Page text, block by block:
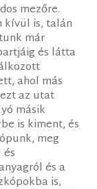
mezőre.
kívül is, talán
már
és látta
ahol más
az utat
másik
is kiment, és
meg
és a
is,